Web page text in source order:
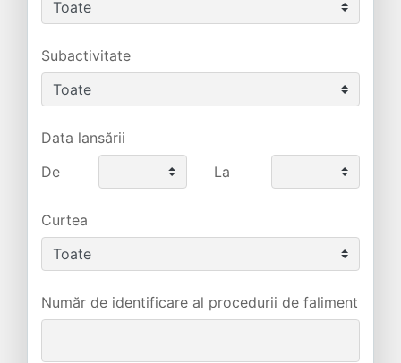
Subactivitate
Data lansării
De
La
Curtea
Număr de identificare al procedurii de faliment